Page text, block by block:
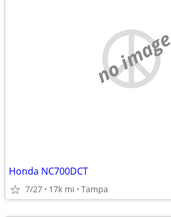
no image
Honda NC700DCT
7/27 17k mi Tampa